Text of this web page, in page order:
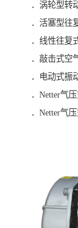
．涡轮型转
．活塞型往
．线性往复
．敲击式空
．电动式振
．Netter气压
．Netter气